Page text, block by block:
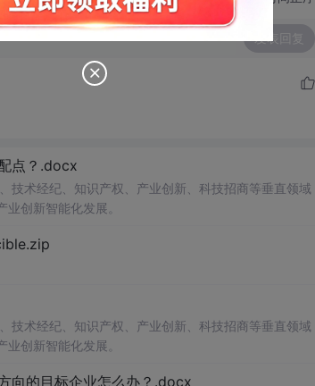
发表回复
点？.docx
技术经纪、知识产权、产业创新、科技招商等垂直领域
创新智能化发展。
技术经纪、知识产权、产业创新、科技招商等垂直领域
创新智能化发展。
向的目标企业怎么办？.docx